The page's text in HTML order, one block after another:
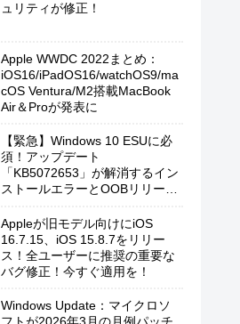
ュリティが修正！
Apple WWDC 2022まとめ：
iOS16/iPadOS16/watchOS9/ma
cOS Ventura/M2搭載MacBook
Air＆Proが発表に
【緊急】Windows 10 ESUに必
須！アップデート
「KB5072653」が解消するイン
ストールエラーとOOBリリース
Appleが旧モデル向けにiOS
16.7.15、iOS 15.8.7をリリー
ス！全ユーザーに推奨の重要な
バグ修正！今すぐ適用を！
Windows Update：マイクロソ